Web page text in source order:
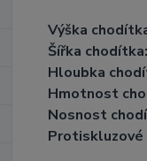
Výška
Šířka chodítka:
Hloubka
Hmotnost
Nosnost
Protiskluzové